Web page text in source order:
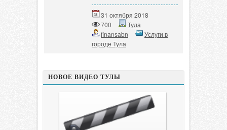
31 октября 2018
700
Тула
finansabn
Услуги в
городе Тула
НОВОЕ ВИДЕО ТУЛЫ